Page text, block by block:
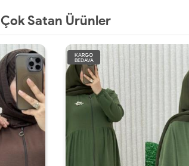
Çok Satan Ürünler
KARGO
BEDAVA